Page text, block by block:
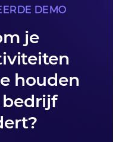
DEMO
je
houden